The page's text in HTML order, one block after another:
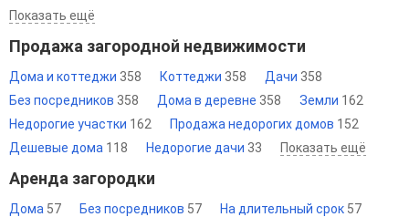
Показать ещё
Продажа загородной недвижимости
Дома и коттеджи 358 Коттеджи 358 Дачи 358
Без посредников 358 Дома в деревне 358 Земли 162
Недорогие участки 162 Продажа недорогих домов 152
Дешевые дома 118 Недорогие дачи 33 Показать ещё
Аренда загородки
Дома 57 Без посредников 57 На длительный срок 57